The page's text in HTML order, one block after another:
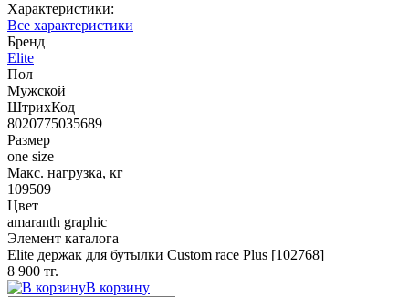
Характеристики:
Все характеристики
Бренд
Elite
Пол
Мужской
ШтрихКод
8020775035689
Размер
one size
Макс. нагрузка, кг
109509
Цвет
amaranth graphic
Элемент каталога
Elite держак для бутылки Custom race Plus [102768]
8 900 тг.
В корзину